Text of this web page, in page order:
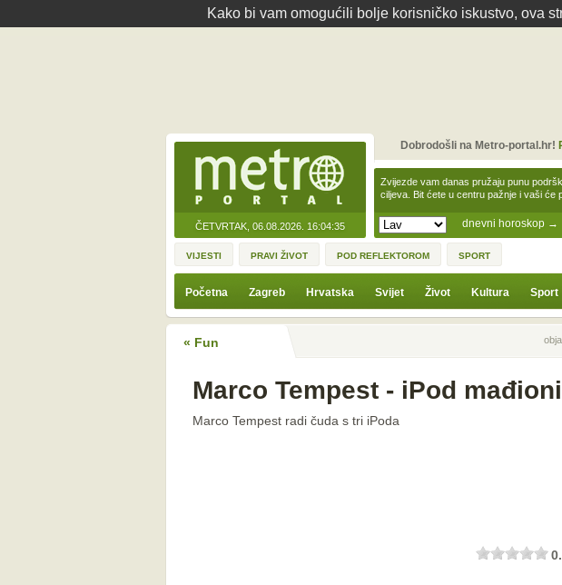
Kako bi vam omogućili bolje korisničko iskustvo, ova
ČETVRTAK, 06.08.2026. 16:04:35 dnevni horoskop →
Zvijezde vam danas pružaju punu
ciljeva. Bit ćete u centru pažnje i vaši će
Dobrodošli na Metro-portal.hr!
VIJESTI PRAVI ŽIVOT POD REFLEKTOROM SPORT
Početna Zagreb Hrvatska Svijet Život Kultura Sport
« Fun Prethodni
Marco Tempest - iPod
Marco Tempest radi čuda s tri iPoda